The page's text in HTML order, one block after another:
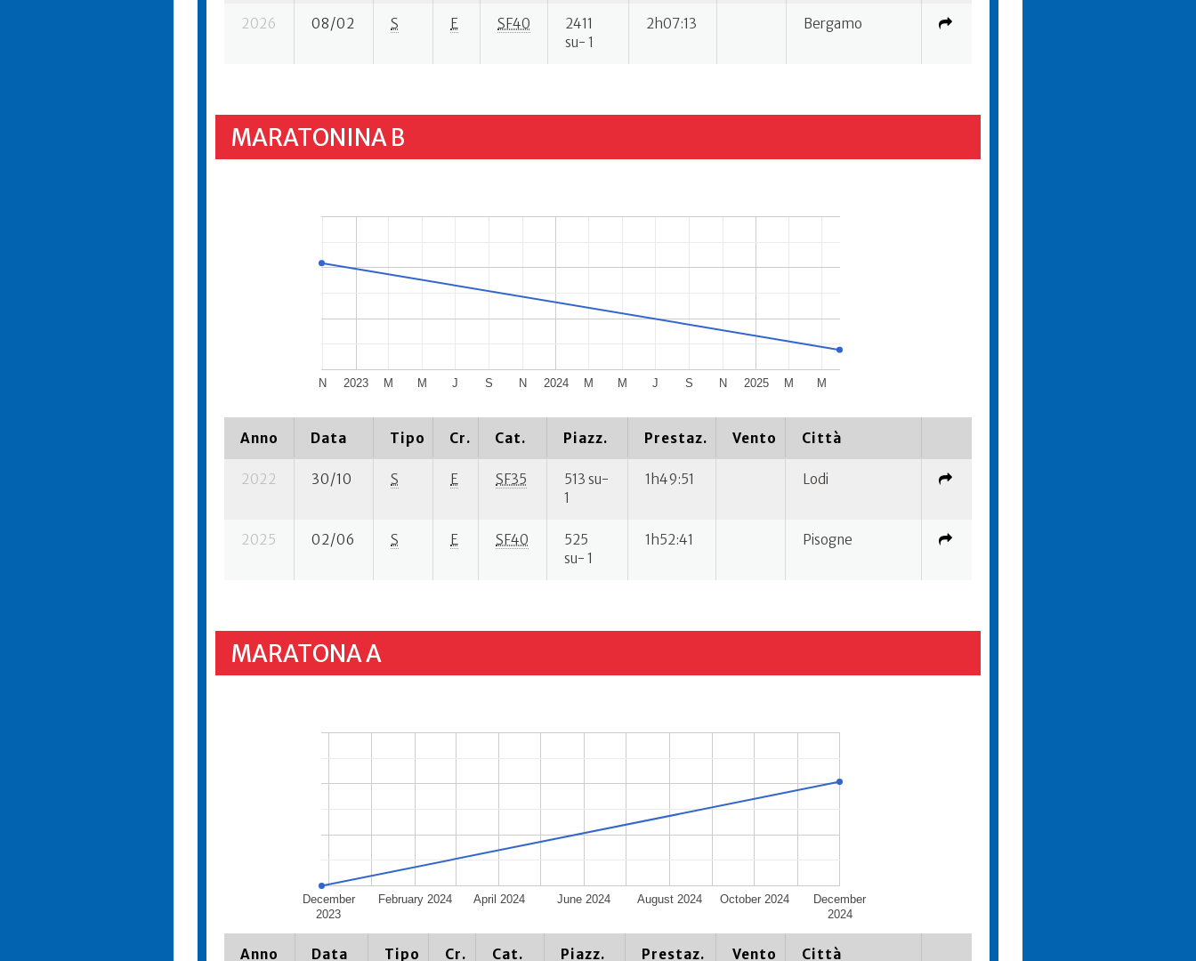
2026 08/02 S E SF40
2411
su- 1
2h07:13 Bergamo
MARATONINA B
2023 2024 2025
N M M J S N M M J S N M M
Anno Data Tipo Cr. Cat. Piazz. Prestaz. Vento Città
2022 30/10 S E SF35
513 su-
1
1h49:51 Lodi
2025 02/06 S E SF40
525
su- 1
1h52:41 Pisogne
MARATONA A
December
2023
February 2024 April 2024 June 2024 August 2024 October 2024
December
2024
Anno Data Tipo Cr. Cat. Piazz. Prestaz. Vento Città